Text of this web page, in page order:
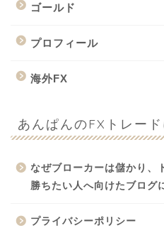
ゴールド
プロフィール
海外FX
あんぱんのFXトレー
なぜブローカーは儲かり、
勝ちたい人へ向けたブロ
プライバシーポリシー